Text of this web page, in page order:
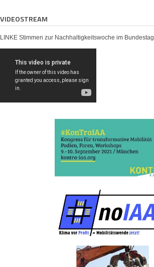
VIDEOSTREAM
LINKE Stimmen zur Nachhaltigkeitswoche im Bundestag